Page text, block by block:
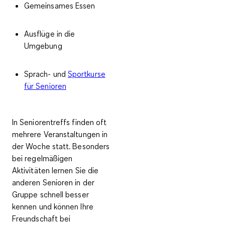
Gemeinsames Essen
Ausflüge in die
Umgebung
Sprach- und Sportkurse
für Senioren
In Seniorentreffs finden oft
mehrere Veranstaltungen in
der Woche statt. Besonders
bei regelmäßigen
Aktivitäten lernen Sie die
anderen Senioren in der
Gruppe schnell besser
kennen und können Ihre
Freundschaft bei